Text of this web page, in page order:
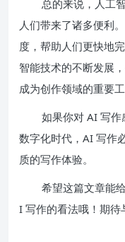
总的来说，人工
人们带来了诸多便利
度，帮助人们更快地
智能技术的不断发展
成为创作领域的重要工
如果你对 AI 写
数字化时代，AI 写作
质的写作体验。
希望这篇文章能
I 写作的看法哦！期待